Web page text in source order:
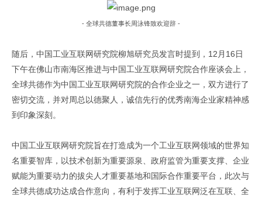
- 全球共德董事长周泳锋致欢迎辞 -
随后， 中国工业互联网研究院柳旭研究员发言时提到， 12 月 16日
下午在佛山市南海区推进与中国工业互联网研究院合作座谈会上，
全球共德作为中国工业互联网研究院的合作企业之一，双方进行了
密切交流，并对周总以德聚人，诚信先行的优秀南海企业家精神感
到印象深刻。
中国工业互联网研究院旨在打造成为一个工业互联网领域的世界知
名重要智库， 以技术创新为重要源泉、政府监管为重要支撑、企业
赋能为重要动力的拔尖人才重要基地和国际合作重要平台， 此次与
全球共德成功达成合作意向，有利于发挥工业互联网泛在互联、全